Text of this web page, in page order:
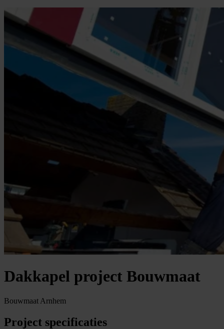
Dakkapel project Bouwmaat
Bouwmaat Arnhem
Project specificaties